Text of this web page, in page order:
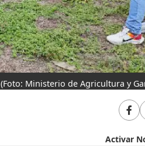
(Foto: Ministerio de Agricultura y
Activar